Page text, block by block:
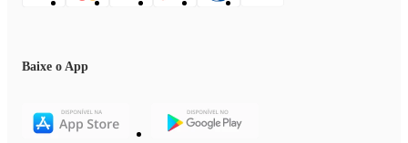
Baixe o App